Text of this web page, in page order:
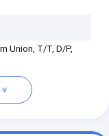
Union, T/T, D/P,